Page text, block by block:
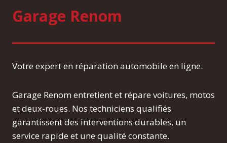
Garage Renom
Votre expert en réparation automobile en ligne.
Garage Renom entretient et répare voitures, motos
et deux-roues. Nos techniciens qualifiés
garantissent des interventions durables, un
service rapide et une qualité constante.